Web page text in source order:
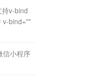
持v-bind
v-bind=""
信小程序